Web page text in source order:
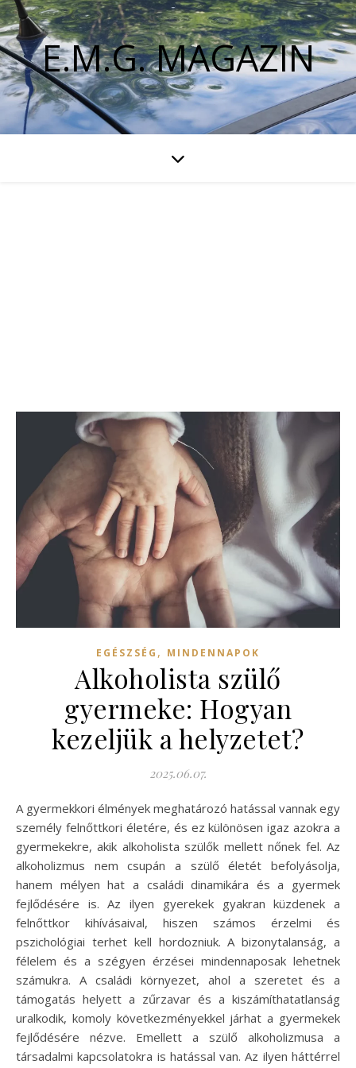
E.M.G. MAGAZIN
EGÉSZSÉG , MINDENNAPOK
Alkoholista szülő
gyermeke: Hogyan
kezeljük a helyzetet?
2025.06.07.
A gyermekkori élmények meghatározó hatással vannak egy
személy felnőttkori életére, és ez különösen igaz azokra a
gyermekekre, akik alkoholista szülők mellett nőnek fel. Az
alkoholizmus nem csupán a szülő életét befolyásolja,
hanem mélyen hat a családi dinamikára és a gyermek
fejlődésére is. Az ilyen gyerekek gyakran küzdenek a
felnőttkor kihívásaival, hiszen számos érzelmi és
pszichológiai terhet kell hordozniuk. A bizonytalanság, a
félelem és a szégyen érzései mindennaposak lehetnek
számukra. A családi környezet, ahol a szeretet és a
támogatás helyett a zűrzavar és a kiszámíthatatlanság
uralkodik, komoly következményekkel járhat a gyermekek
fejlődésére nézve. Emellett a szülő alkoholizmusa a
társadalmi kapcsolatokra is hatással van. Az ilyen háttérrel